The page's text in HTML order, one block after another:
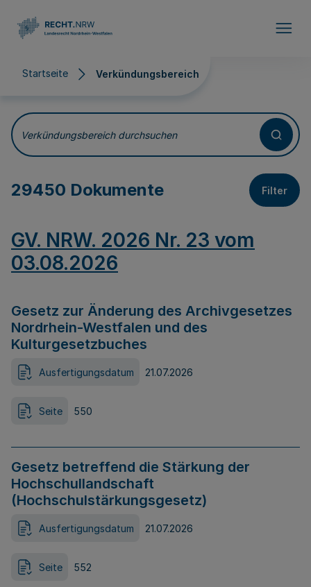
Startseite Verkündungsbereich
Verkündungsbereich
Verkündungsbereich durchsuchen
29450 Dokumente Filter
GV. NRW. 2026 Nr. 23 vom
03.08.2026
Gesetz zur Änderung des Archivgesetzes
Nordrhein-Westfalen und des
Kulturgesetzbuches
Ausfertigungsdatum 21.07.2026
Seite 550
Gesetz betreffend die Stärkung der
Hochschullandschaft
(Hochschulstärkungsgesetz)
Ausfertigungsdatum 21.07.2026
Seite 552